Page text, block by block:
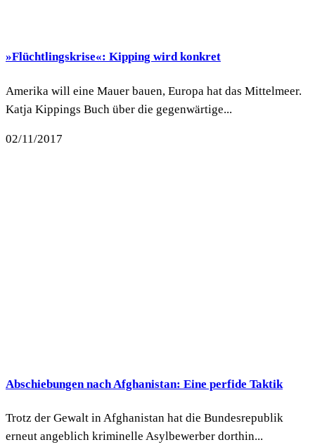
»Flüchtlingskrise«: Kipping wird konkret
Amerika will eine Mauer bauen, Europa hat das Mittelmeer.
Katja Kippings Buch über die gegenwärtige...
02/11/2017
Abschiebungen nach Afghanistan: Eine perfide Taktik
Trotz der Gewalt in Afghanistan hat die Bundesrepublik
erneut angeblich kriminelle Asylbewerber dorthin...